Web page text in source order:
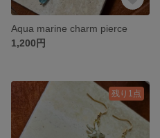
Aqua marine charm pierce
1,200円
残り1点